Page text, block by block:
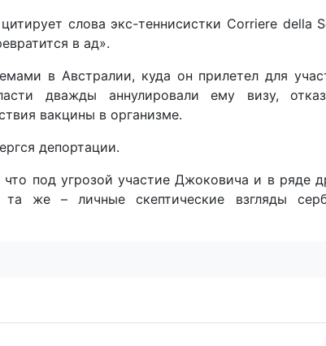
слова экс-теннисистки Corriere della
в ад».
в Австралии, куда он прилетел для
дважды аннулировали ему визу,
вакцины в организме.
депортации.
под угрозой участие Джоковича и в ряде
же – личные скептические взгляды